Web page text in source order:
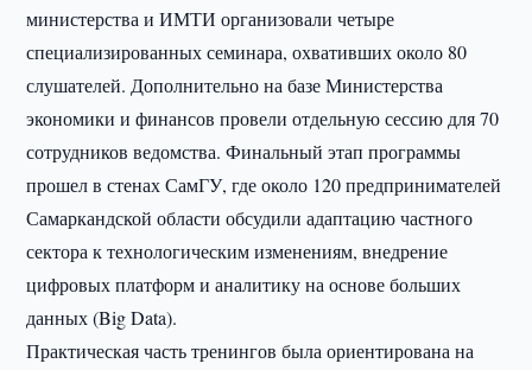
министерства и ИМТИ организовали четыре
специализированных семинара, охвативших около 80
слушателей. Дополнительно на базе Министерства
экономики и финансов провели отдельную сессию для 70
сотрудников ведомства. Финальный этап программы
прошел в стенах СамГУ, где около 120 предпринимателей
Самаркандской области обсудили адаптацию частного
сектора к технологическим изменениям, внедрение
цифровых платформ и аналитику на основе больших
данных (Big Data).
Практическая часть тренингов была ориентирована на